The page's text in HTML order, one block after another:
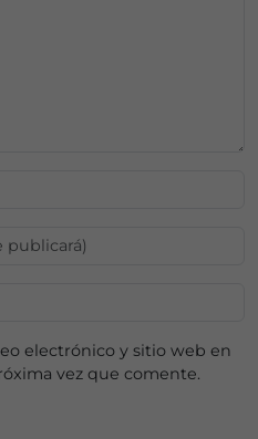
electrónico y sitio web en
vez que comente.